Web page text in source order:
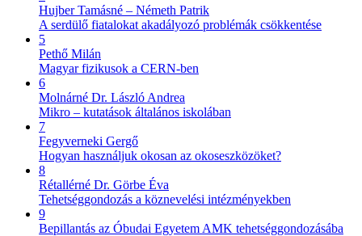
Hujber Tamásné – Németh Patrik
A serdülő fiatalokat akadályozó problémák csökkentése
5
Pethő Milán
Magyar fizikusok a CERN-ben
6
Molnárné Dr. László Andrea
Mikro – kutatások általános iskolában
7
Fegyverneki Gergő
Hogyan használjuk okosan az okoseszközöket?
8
Rétallérné Dr. Görbe Éva
Tehetséggondozás a köznevelési intézményekben
9
Bepillantás az Óbudai Egyetem AMK tehetséggondozásába